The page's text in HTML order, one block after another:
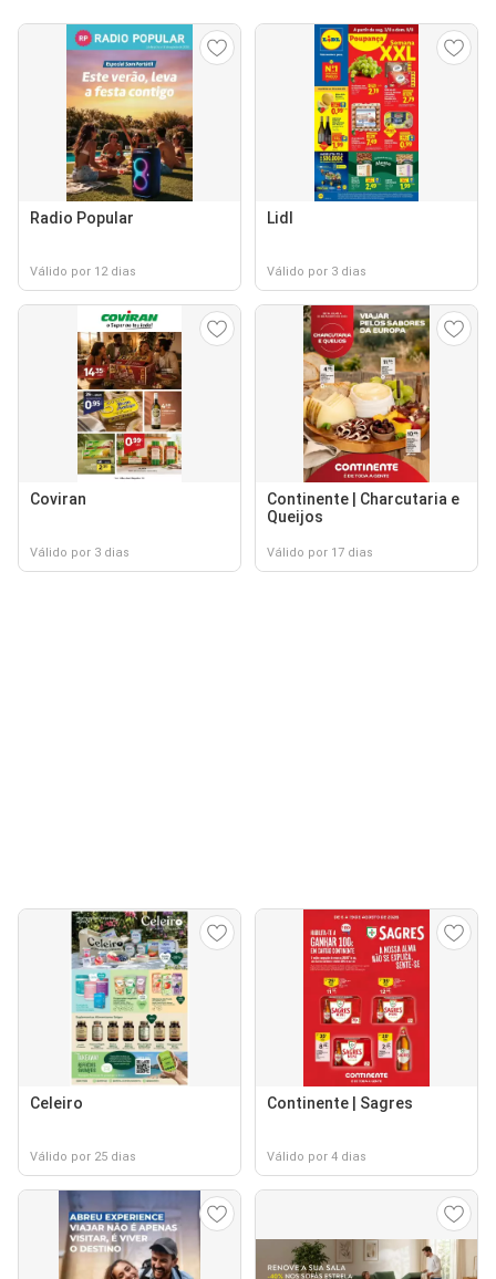
Radio Popular
Válido por 12 dias
Lidl
Válido por 3 dias
Coviran
Válido por 3 dias
Continente | Charcutaria e
Queijos
Válido por 17 dias
Celeiro
Válido por 25 dias
Continente | Sagres
Válido por 4 dias